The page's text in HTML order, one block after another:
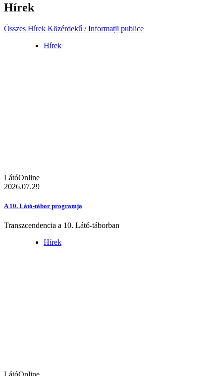
Hírek
Összes Hírek Közérdekű / Informații publice
Hírek
LátóOnline
2026.07.29
A 10. Látó-tábor programja
Transzcendencia a 10. Látó-táborban
Hírek